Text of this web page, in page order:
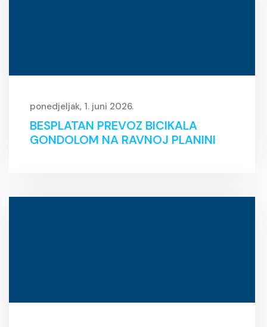
ponedjeljak, 1. juni 2026.
BESPLATAN PREVOZ BICIKALA
GONDOLOM NA RAVNOJ PLANINI